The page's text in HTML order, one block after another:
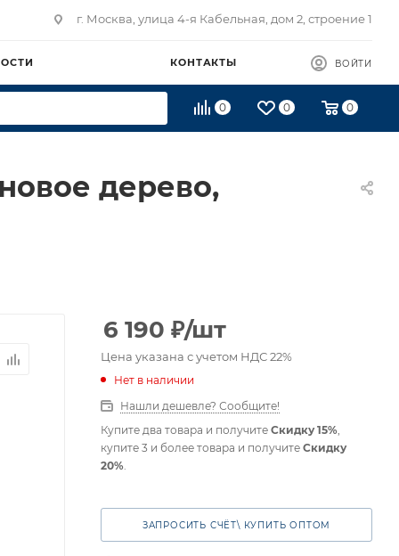
г. Москва, улица 4-я Кабельная, дом 2, строение 1
КОНТАКТЫ ВОЙТИ
0 0 0
дерево,
6 190 ₽/шт
Цена указана с учетом НДС 22%
Нет в наличии
Нашли дешевле? Сообщите!
Купите два товара и получите Скидку 15%
купите 3 и более товара и получите Скидку
20%
ЗАПРОСИТЬ СЧЁТ\ КУПИТЬ ОПТОМ